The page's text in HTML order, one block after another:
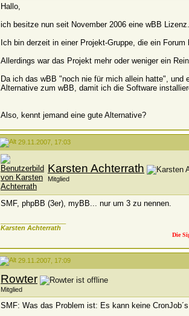
Hallo,
ich besitze nun seit November 2006 eine wBB Lizenz.
Ich bin derzeit in einer Projekt-Gruppe, die ein
Allerdings war das Projekt mehr oder weniger ein
Da ich das wBB "noch nie für mich allein hatte", und
Alternative zum wBB, damit ich die Software
Also, kennt jemand eine gute Alternative?
29.11.2007, 17:03
Karsten Achterrath
Mitglied
SMF, phpBB (3er), myBB... nur um 3 zu nennen.
Karsten Achterrath
Die
29.11.2007, 17:09
Rowter
Mitglied
SMF: Was das Problem ist: Es kann keine